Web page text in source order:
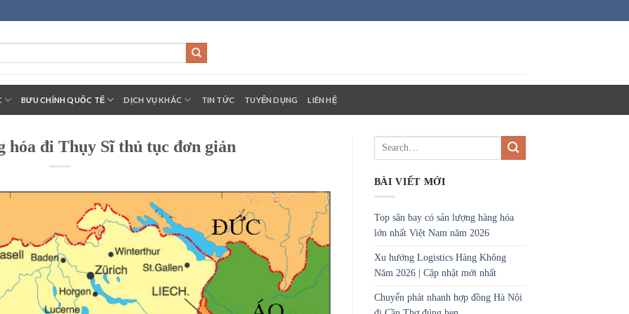
BƯU CHÍNH QUỐC TẾ DỊCH VỤ KHÁC TIN TỨC TUYỂN DỤNG LIÊN HỆ
hóa đi Thụy Sĩ thủ tục đơn giản
BÀI VIẾT MỚI
Top sân bay có sản lượng hàng hóa
lớn nhất Việt Nam năm 2026
Xu hướng Logistics Hàng Không
Năm 2026 | Cập nhật mới nhất
Chuyển phát nhanh hợp đồng Hà Nội